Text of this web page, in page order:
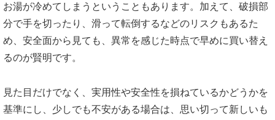
お湯が冷めてしまうということもあります。加えて、破損部
分で手を切ったり、滑って転倒するなどのリスクもあるた
め、安全面から見ても、異常を感じた時点で早めに買い替え
るのが賢明です。
見た目だけでなく、実用性や安全性を損ねているかどうかを
基準にし、少しでも不安がある場合は、思い切って新しいも